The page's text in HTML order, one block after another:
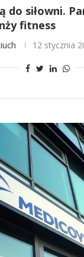
do siłowni.
fitness
12 stycznia